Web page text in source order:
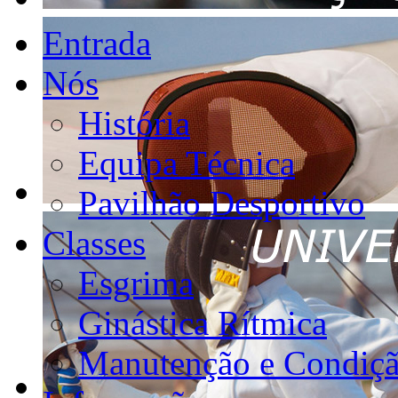
Entrada
Nós
História
Equipa Técnica
Pavilhão Desportivo
Classes
Esgrima
Ginástica Rítmica
Manutenção e